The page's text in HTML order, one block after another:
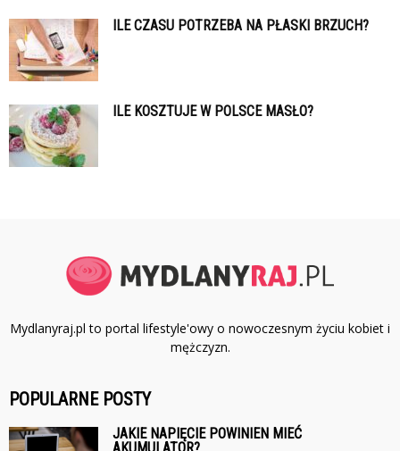
ILE CZASU POTRZEBA NA PŁASKI BRZUCH?
ILE KOSZTUJE W POLSCE MASŁO?
Mydlanyraj.pl to portal lifestyle'owy o nowoczesnym życiu kobiet i
mężczyzn.
POPULARNE POSTY
JAKIE NAPIĘCIE POWINIEN MIEĆ